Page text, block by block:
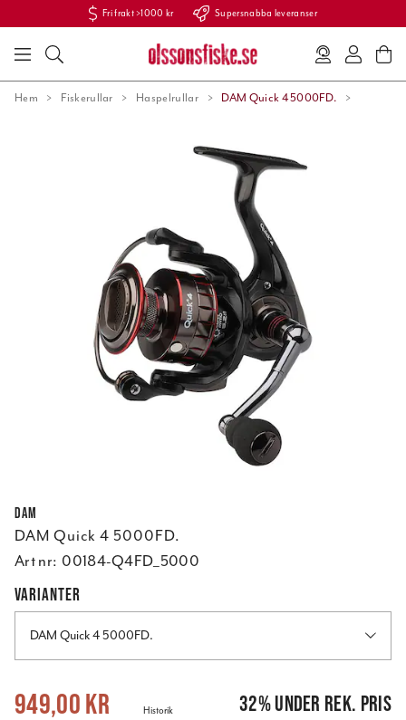
Fri frakt >1000 kr Supersnabba leveranser
Hem Fiskerullar Haspelrullar DAM Quick 4 5000FD.
DAM
DAM Quick 4 5000FD.
Art nr: 00184-Q4FD_5000
VARIANTER
DAM Quick 4 5000FD.
Nuvarande pris:949,00 kr 1 399,00 kr
949,00 kr Historik 32%under rek. pris